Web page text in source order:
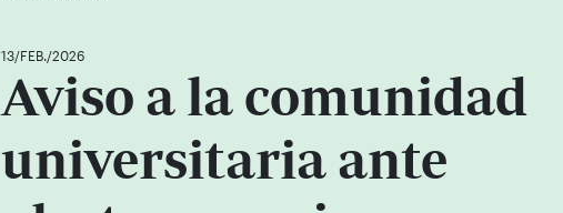
13/FEB./2026
Aviso a la comunidad
universitaria ante